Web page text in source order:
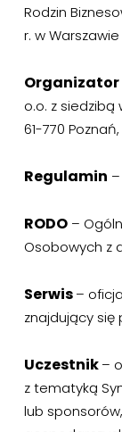
Rodzin
r. w Warszawie
Organizator
o.o. z siedzibą
61-770 Poznań,
Regulamin
RODO–
Osobowych z
Serwis–
znajdujący
Uczestnik–
z tematyką
lub